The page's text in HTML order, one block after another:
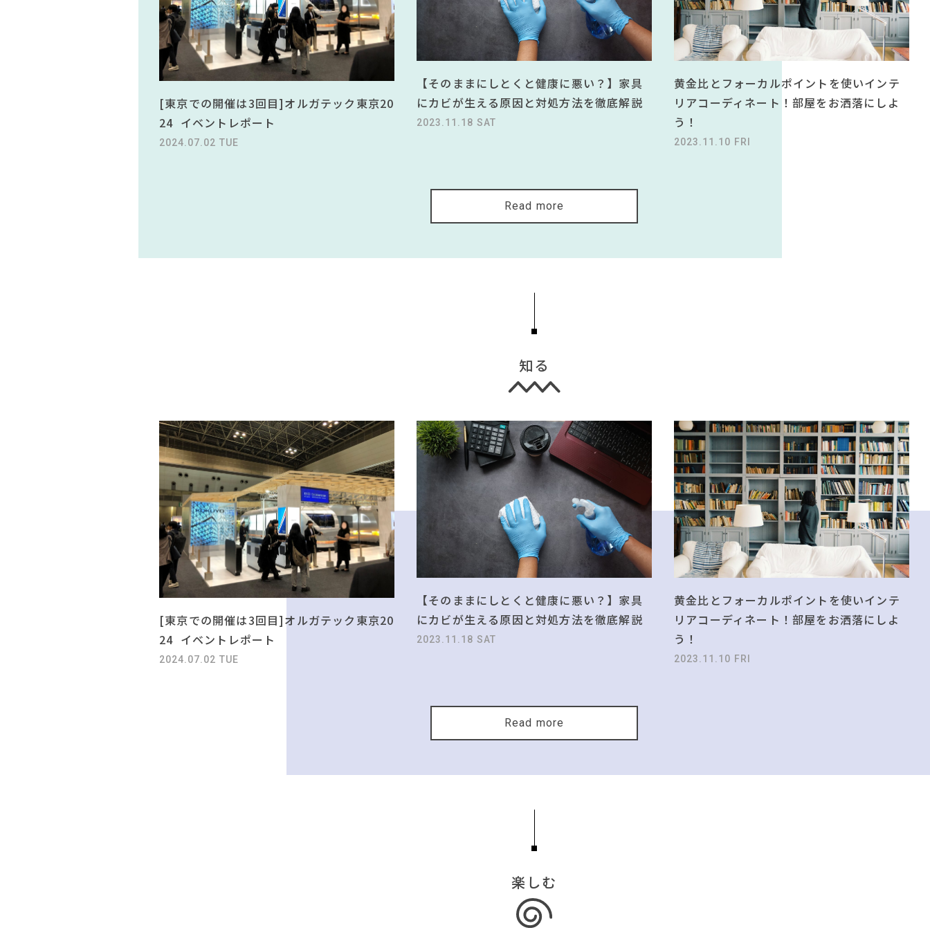
[東京での開催は3回目]オルガテック東京20
24 イベントレポート
2024.07.02 TUE
【そのままにしとくと健康に悪い？】家具
にカビが生える原因と対処方法を徹底解説
2023.11.18 SAT
黄金比とフォーカルポイントを使いインテ
リアコーディネート！部屋をお洒落にしよ
う！
2023.11.10 FRI
Read more
知る
[東京での開催は3回目]オルガテック東京20
24 イベントレポート
2024.07.02 TUE
【そのままにしとくと健康に悪い？】家具
にカビが生える原因と対処方法を徹底解説
2023.11.18 SAT
黄金比とフォーカルポイントを使いインテ
リアコーディネート！部屋をお洒落にしよ
う！
2023.11.10 FRI
Read more
楽しむ